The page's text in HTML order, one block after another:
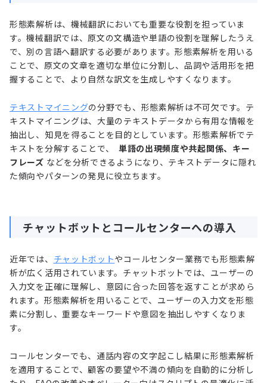
形態素解析は、機械翻訳においても重要な役割を担っていま
す。機械翻訳では、原文の文構造や単語の役割を理解したうえ
で、別の言語へ翻訳する必要があります。形態素解析を用いる
ことで、原文の文章を適切な単位に分割し、品詞や活用形を把
握することで、より自然な訳文を生成しやすくなります。
テキストマイニングの分野でも、形態素解析は不可欠です。テ
キストマイニングは、大量のテキストデータから有用な情報を
抽出し、知見を得ることを目的としています。形態素解析でテ
キストを分解することで、
単語の出現頻度や共起関係、キー
フレーズ などを分析できるようになり、テキストデータに隠れ
た傾向やパターンの発見に役立ちます。
チャットボットとコールセンターへの導入
近年では、 チャットボットやコールセンター業務でも形態素解
析が広く活用されています。チャットボットでは、ユーザーの
入力文を正確に理解し、意図に合った回答を返すことが求めら
れます。形態素解析を用いることで、ユーザーの入力文を形態
素に分割し、重要なキーワードや意図を抽出しやすくなりま
す。
コールセンターでも、通話内容の文字起こし結果に形態素解析
を適用することで、顧客の要望や不満の傾向を自動的に分析し